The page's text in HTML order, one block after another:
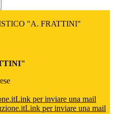
"A. FRATTINI"
Link per inviare una mail
Link per inviare una mail